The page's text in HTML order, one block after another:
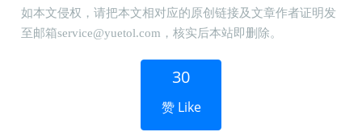
如本文侵权，请把本文相对应的原创链接及文章作者证明发
至邮箱service@yuetol.com，核实后本站即删除。
30
赞 Like